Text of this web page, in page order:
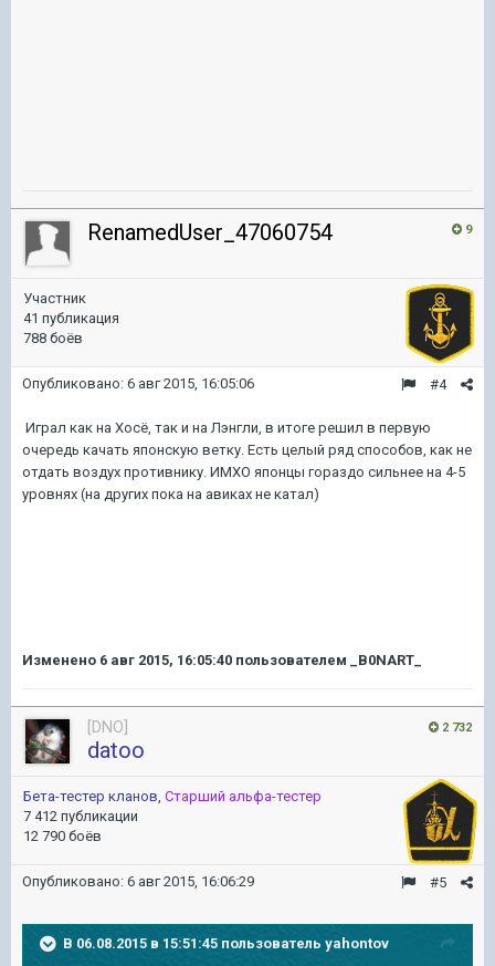
9
RenamedUser_47060754
Участник
41 публикация
788 боёв
#4
Опубликовано: 6 авг 2015, 16:05:06
Играл как на Хосё, так и на Лэнгли, в итоге решил в первую
очередь качать японскую ветку. Есть целый ряд способов, как не
отдать воздух противнику. ИМХО японцы гораздо сильнее на 4-5
уровнях (на других пока на авиках не катал)
Изменено 6 авг 2015, 16:05:40 пользователем _B0NART_
2 732
[DNO]
datoo
Бета-тестер кланов, Старший альфа-тестер
7 412 публикации
12 790 боёв
#5
Опубликовано: 6 авг 2015, 16:06:29
В 06.08.2015 в 15:51:45 пользователь yahontov